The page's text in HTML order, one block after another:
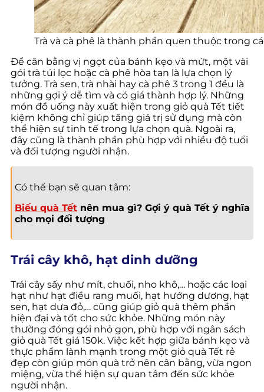
Trà và cà phê là thành phần quen thuộc trong
Để cân bằng vị ngọt của bánh kẹo và mứt, một vài
gói trà túi lọc hoặc cà phê hòa tan là lựa chọn lý
tưởng. Trà sen, trà nhài hay cà phê 3 trong 1 đều là
những gợi ý dễ tìm và có giá thành hợp lý. Những
món đồ uống này xuất hiện trong giỏ quà Tết tiết
kiệm không chỉ giúp tăng giá trị sử dụng mà còn
thể hiện sự tinh tế trong lựa chọn quà. Ngoài ra,
đây cũng là thành phần phù hợp với nhiều độ tuổi
và đối tượng người nhận.
Có thể bạn sẽ quan tâm:
Biếu quà Tết nên mua gì? Gợi ý quà Tết ý nghĩa
cho mọi đối tượng
Trái cây khô, hạt dinh dưỡng
Trái cây sấy như mít, chuối, nho khô,… hoặc các loại
hạt như hạt điều rang muối, hạt hướng dương, hạt
sen, hạt dưa đỏ,… cũng giúp giỏ quà thêm phần
hiện đại và tốt cho sức khỏe. Những món này
thường đóng gói nhỏ gọn, phù hợp với ngân sách
giỏ quà Tết giá 150k. Việc kết hợp giữa bánh kẹo và
thực phẩm lành mạnh trong một giỏ quà Tết rẻ
đẹp còn giúp món quà trở nên cân bằng, vừa ngon
miệng, vừa thể hiện sự quan tâm đến sức khỏe
người nhận.